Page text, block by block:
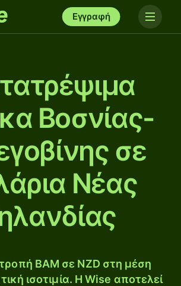
Εγγραφή
Βοσνίας-
σε
Νέας
BAM σε NZD στη μέση
ισοτιμία. Η Wise αποτελεί